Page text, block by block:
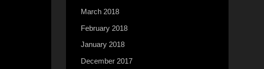
March 2018
February 2018
January 2018
December 2017